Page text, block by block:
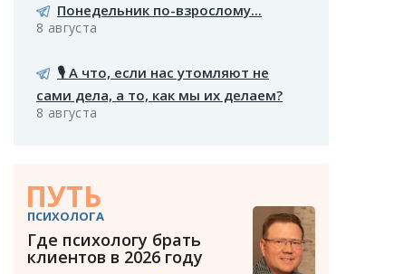
Понедельник по-взрослому...
8 августа
🎙️ А что, если нас утомляют не
сами дела, а то, как мы их делаем?
8 августа
ПУТЬ
ПСИХОЛОГА
Где психологу брать
клиентов в 2026 году